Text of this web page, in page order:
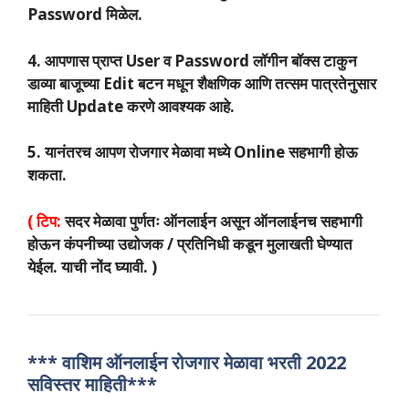
Password मिळेल.
4. आपणास प्राप्त User व Password लॉगीन बॉक्स टाकुन
डाव्या बाजूच्या Edit बटन मधून शैक्षणिक आणि तत्सम पात्रतेनुसार
माहिती Update करणे आवश्यक आहे.
5. यानंतरच आपण रोजगार मेळावा मध्ये Online सहभागी होऊ
शकता.
( टिप:सदर मेळावा पुर्णतः ऑनलाईन असून ऑनलाईनच सहभागी
होऊन कंपनीच्या उद्योजक / प्रतिनिधी कडून मुलाखती घेण्यात
येईल. याची नोंद घ्यावी. )
*** वाशिम ऑनलाईन रोजगार मेळावा भरती 2022
सविस्तर माहिती***